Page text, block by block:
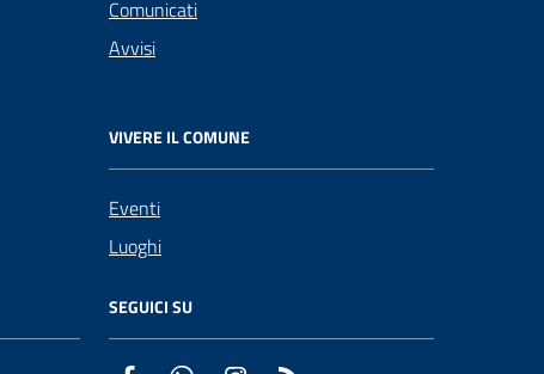
Comunicati
Avvisi
VIVERE IL COMUNE
Eventi
Luoghi
SEGUICI SU